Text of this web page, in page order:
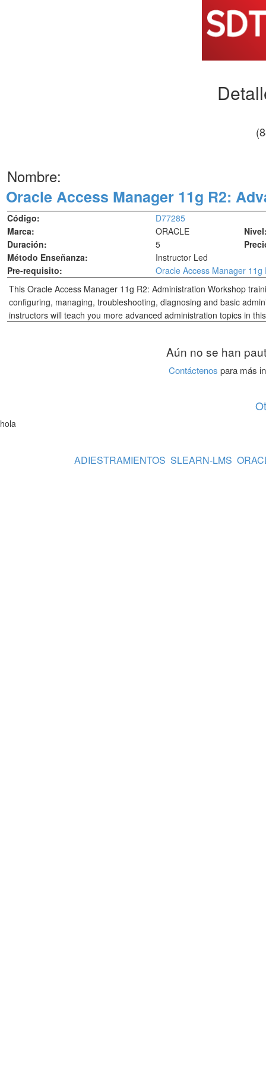
Nombre:
Oracle Access Manager 11g R2:
Código:
D77285
Marca:
ORACLE
Duración:
5
Método Enseñanza:
Instructor Led
Pre-requisito:
Oracle Access Manager
This Oracle Access Manager 11g R2: Administration Workshop
configuring, managing, troubleshooting, diagnosing and basic
instructors will teach you more advanced administration topics in
Aún no se han
Contáctenos para más
hola
ADIESTRAMIENTOS SLEARN-LMS